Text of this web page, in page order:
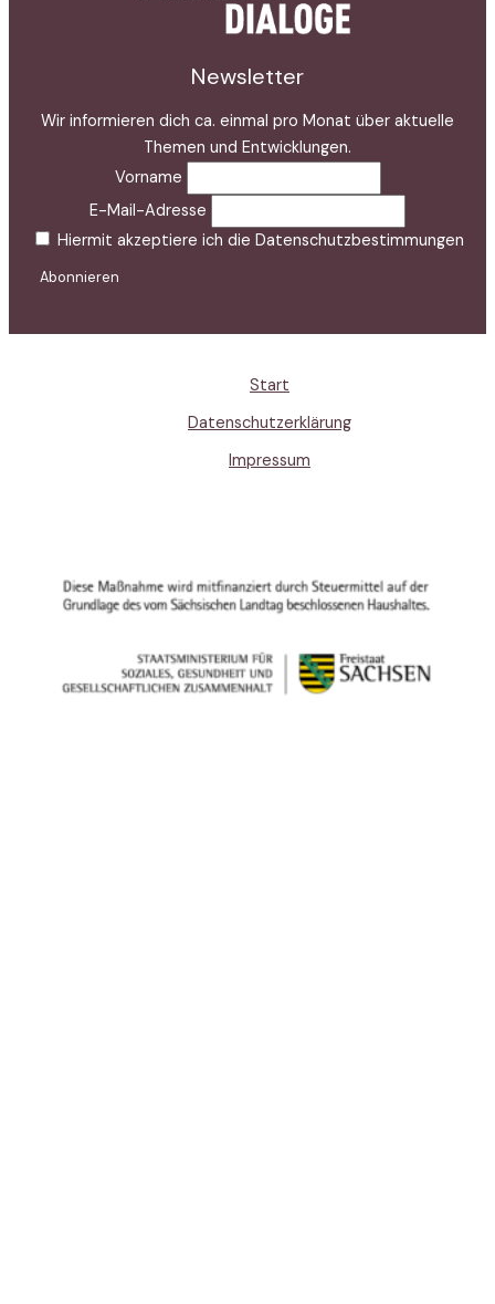
Newsletter
Wir informieren dich ca. einmal pro Monat über aktuelle
Themen und Entwicklungen.
Vorname
E-Mail-Adresse
Hiermit akzeptiere ich die Datenschutzbestimmungen
Start
Datenschutzerklärung
Impressum